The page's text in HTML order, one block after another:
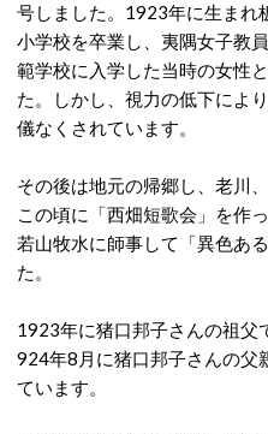
号しました。1923年に生まれ
小学校を卒業し、夷隅女子教
範学校に入学した当時の女性
た。しかし、視力の低下によ
儀なくされています。
その後は地元の帰郷し、老川
この頃に「西畑短歌会」を作
若山牧水に師事して「異色あ
た。
1923年に猪口邦子さんの祖父
924年8月に猪口邦子さんの父
ています。